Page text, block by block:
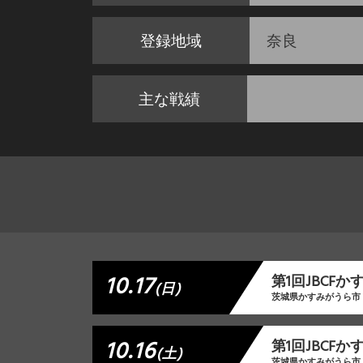
登録地域 奈良
主な戦績
10.17(日) 第1回JBCFか
茨城県かすみがうら市
10.16(土) 第1回JBCFか